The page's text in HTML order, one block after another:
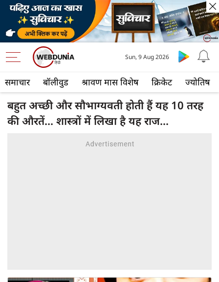
समाचार बॉलीवुड श्रावण मास विशेष क्रिकेट ज्योतिष
Sun, 9 Aug 2026
बहुत अच्छी और सौभाग्यवती होती हैं यह 10 तरह
की औरतें... शास्त्रों में लिखा है यह राज...